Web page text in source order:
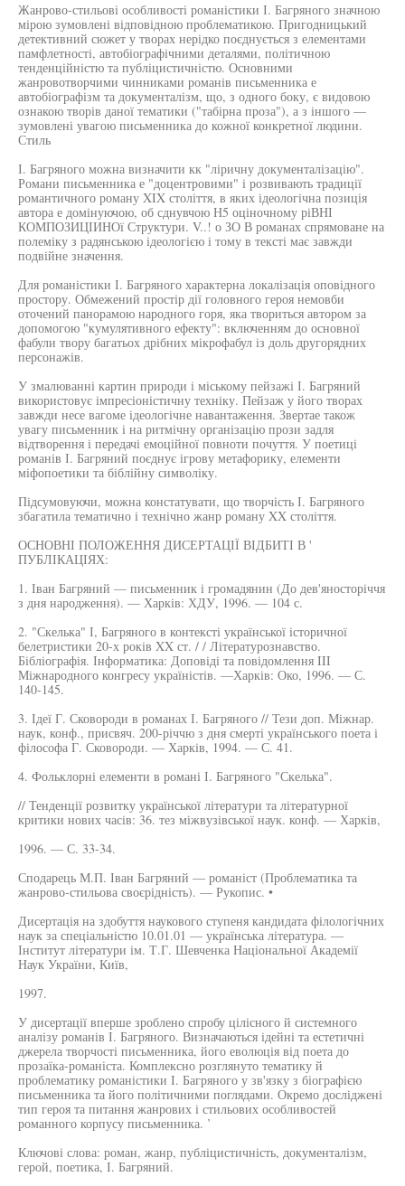
Жанрово-стильові особливості романістики І. Багряного значною
мірою зумовлені відповідною проблематикою. Пригодницький
детективний сюжет у творах нерідко поєднується з елементами
памфлетності, автобіографічними деталями, політичною
тенденційністю та публіцистичністю. Основними
жанровотворчими чинниками романів письменника е
автобіографізм та документалізм, що, з одного боку, є видовою
ознакою творів даної тематики ("табірна проза"), а з іншого —
зумовлені увагою письменника до кожної конкретної людини.
Стиль
І. Багряного можна визначити кк "ліричну документалізацію".
Романи письменника е "доцентровими" і розвивають традиції
романтичного роману XIX століття, в яких ідеологічна позиція
автора е домінуючою, об сднувчою Н5 оціночному ріВНІ
КОМПОЗИЦІИНОї Структури. V..! о ЗО В романах спрямоване на
полеміку з радянською ідеологією і тому в тексті має завжди
подвійне значення.
Для романістики І. Багряного характерна локалізація оповідного
простору. Обмежений простір дії головного героя немовби
оточений панорамою народного горя, яка твориться автором за
допомогою "кумулятивного ефекту": включенням до основної
фабули твору багатьох дрібних мікрофабул із доль другорядних
персонажів.
У змалюванні картин природи і міському пейзажі І. Багряний
використовує імпресіоністичну техніку. Пейзаж у його творах
завжди несе вагоме ідеологічне навантаження. Звертае також
увагу письменник і на ритмічну організацію прози задля
відтворення і передачі емоційної повноти почуття. У поетиці
романів І. Багряний поєднує ігрову метафорику, елементи
міфопоетики та біблійну символіку.
Підсумовуючи, можна констатувати, що творчість І. Багряного
збагатила тематично і технічно жанр роману XX століття.
ОСНОВНІ ПОЛОЖЕННЯ ДИСЕРТАЦІЇ ВІДБИТІ В '
ПУБЛІКАЦІЯХ:
1. Іван Багряний — письменник і громадянин (До дев'яносторіччя
з дня народження). — Харків: ХДУ, 1996. — 104 с.
2. "Скелька" І, Багряного в контексті української історичної
белетристики 20-х років XX ст. / / Літературознавство.
Бібліографія. Інформатика: Доповіді та повідомлення III
Міжнародного конгресу україністів. —Харків: Око, 1996. — С.
140-145.
3. Ідеї Г. Сковороди в романах І. Багряного // Тези доп. Міжнар.
наук, конф., присвяч. 200-річчю з дня смерті українського поета і
філософа Г. Сковороди. — Харків, 1994. — С. 41.
4. Фольклорні елементи в романі І. Багряного "Скелька".
// Тенденції розвитку української літератури та літературної
критики нових часів: 36. тез міжвузівської наук. конф. — Харків,
1996. — С. 33-34.
Сподарець М.П. Іван Багряний — романіст (Проблематика та
жанрово-стильова своєрідність). — Рукопис. •
Дисертація на здобуття наукового ступеня кандидата філологічних
наук за спеціальністю 10.01.01 — українська література. —
Інститут літератури ім. Т.Г. Шевченка Національної Академії
Наук України, Київ,
1997.
У дисертації вперше зроблено спробу цілісного й системного
аналізу романів І. Багряного. Визначаються ідейні та естетичні
джерела творчості письменника, його еволюція від поета до
прозаїка-романіста. Комплексно розглянуто тематику й
проблематику романістики І. Багряного у зв'язку з біографією
письменника та його політичними поглядами. Окремо досліджені
тип героя та питання жанрових і стильових особливостей
романного корпусу письменника. ’
Ключові слова: роман, жанр, публіцистичність, документалізм,
герой, поетика, І. Багряний.